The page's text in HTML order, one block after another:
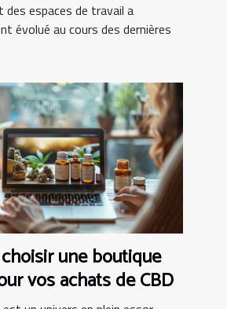
des espaces de travail a
évolué au cours des dernières
une boutique
vos achats de CBD